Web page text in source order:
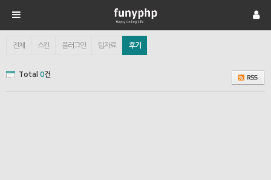
전체 스킨 플러그인 팁자료 후기
Total 0건